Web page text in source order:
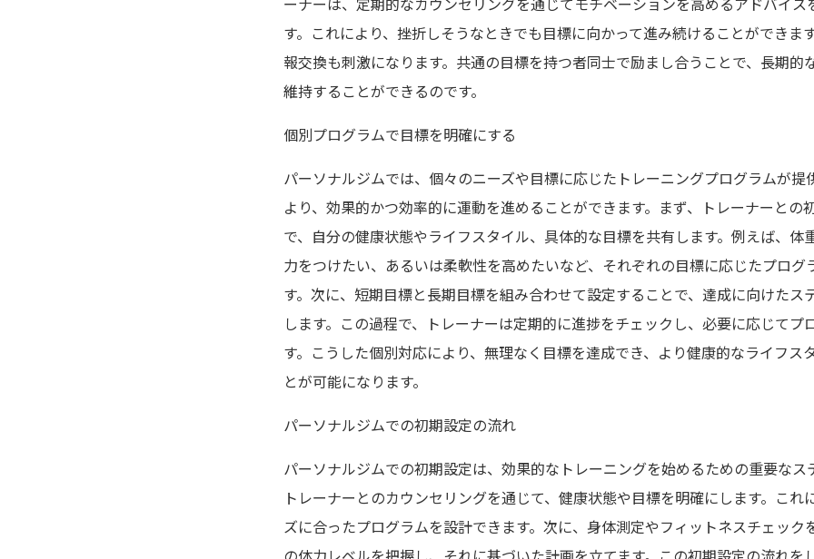
す。これにより、挫折しそうなときでも目標に向かって進み続けることができま
報交換も刺激になります。共通の目標を持つ者同士で励まし合うことで、長期的
維持することができるのです。
個別プログラムで目標を明確にする
パーソナルジムでは、個々のニーズや目標に応じたトレーニングプログラムが提
より、効果的かつ効率的に運動を進めることができます。まず、トレーナーとの
で、自分の健康状態やライフスタイル、具体的な目標を共有します。例えば、体
力をつけたい、あるいは柔軟性を高めたいなど、それぞれの目標に応じたプログ
す。次に、短期目標と長期目標を組み合わせて設定することで、達成に向けたス
します。この過程で、トレーナーは定期的に進捗をチェックし、必要に応じてプ
す。こうした個別対応により、無理なく目標を達成でき、より健康的なライフス
とが可能になります。
パーソナルジムでの初期設定の流れ
パーソナルジムでの初期設定は、効果的なトレーニングを始めるための重要なス
トレーナーとのカウンセリングを通じて、健康状態や目標を明確にします。これ
ズに合ったプログラムを設計できます。次に、身体測定やフィットネスチェック